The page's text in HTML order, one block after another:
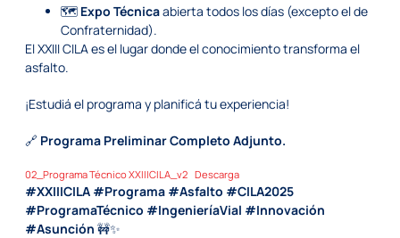
🗺️ Expo Técnicaabierta todos los días (excepto el de
Confraternidad).
El XXIII CILA es el lugar donde el conocimiento transforma el
asfalto.
¡Estudiá el programa y planificá tu experiencia!
🔗 Programa Preliminar Completo Adjunto.
02_Programa Técnico XXIIICILA_v2 Descarga
#XXIIICILA #Programa #Asfalto #CILA2025
#ProgramaTécnico #IngenieríaVial #Innovación
#Asunción 🚧✨